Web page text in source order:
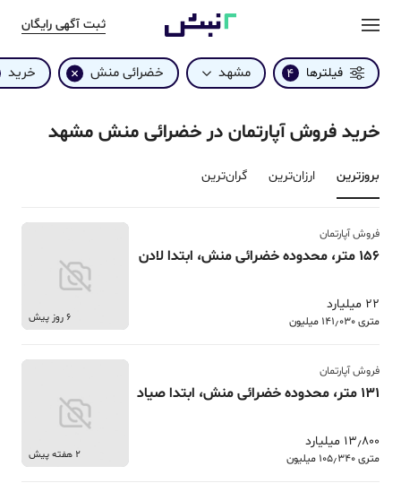
ثبت آگهی رایگان
فیلترها 4 مشهد خضرائی منش خرید
خرید فروش آپارتمان در خضرائی منش مشهد
بروزترین‌ ارزان‌ترین گران‌ترین
فروش آپارتمان
156 متر، محدوده خضرائی منش، ابتدا لادن
22 میلیارد
متری 141٫030 میلیون 6 روز پیش
فروش آپارتمان
131 متر، محدوده خضرائی منش، ابتدا صیاد
13٫800 میلیارد
متری 105٫340 میلیون 2 هفته پیش